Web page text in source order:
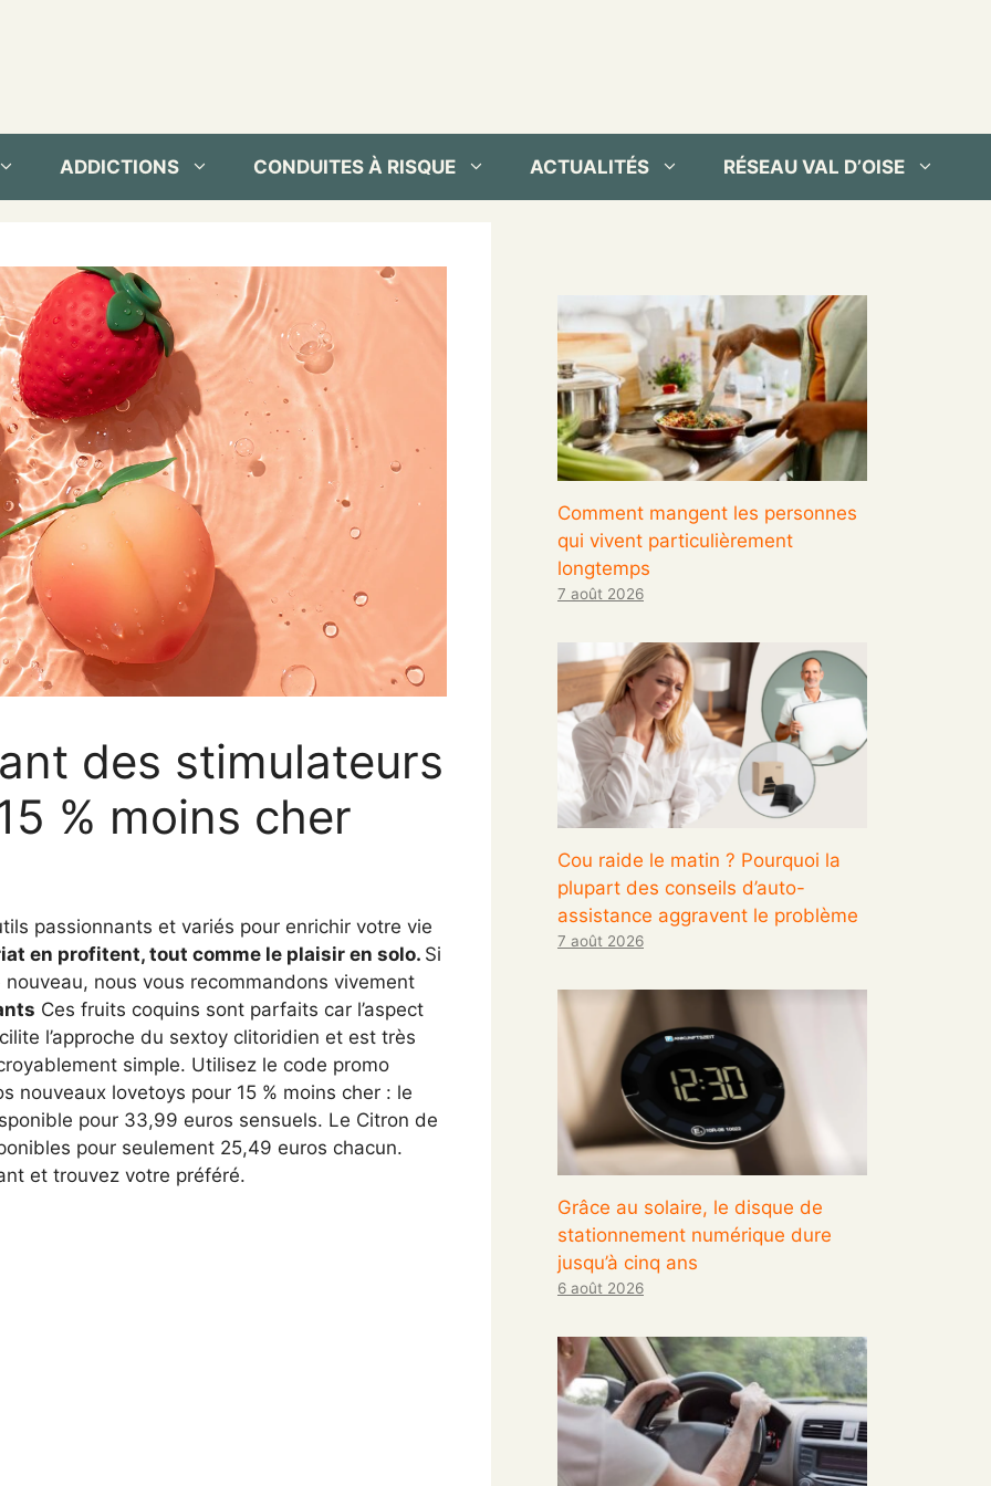
ADDICTIONS CONDUITES À RISQUE ACTUALITÉS RÉSEAU VAL D’OISE
des stimulateurs
% moins cher
passionnants et variés pour enrichir votre vie
en profitent, tout comme le plaisir en solo. Si
nous vous recommandons vivement
Ces fruits coquins sont parfaits car l’aspect
l’approche du sextoy clitoridien et est très
simple. Utilisez le code promo
nouveaux lovetoys pour 15 % moins cher : le
pour 33,99 euros sensuels. Le Citron de
pour seulement 25,49 euros chacun.
et trouvez votre préféré.
Comment mangent les personnes
qui vivent particulièrement
longtemps
7 août 2026
Cou raide le matin ? Pourquoi la
plupart des conseils d’auto-
assistance aggravent le problème
7 août 2026
Grâce au solaire, le disque de
stationnement numérique dure
jusqu’à cinq ans
6 août 2026